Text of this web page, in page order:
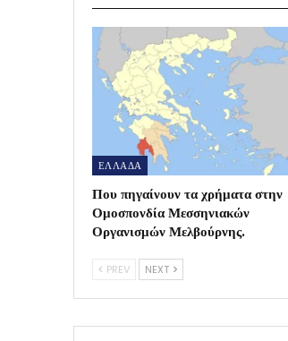
ΕΛΛΑΔΑ
Που πηγαίνουν τα χρήματα στην
Ομοσπονδία Μεσσηνιακών
Οργανισμών Μελβούρνης.
PREV NEXT